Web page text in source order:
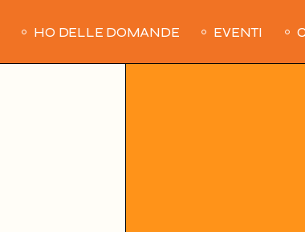
HO DELLE DOMANDE EVENTI